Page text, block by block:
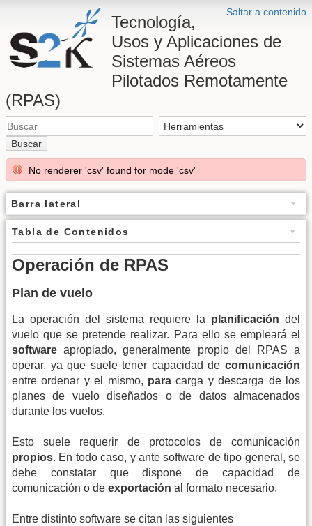
Saltar a contenido
Tecnología,
Usos y Aplicaciones de
Sistemas Aéreos
Pilotados Remotamente
(RPAS)
Buscar
No renderer 'csv' found for mode 'csv'
Barra lateral
Tabla de Contenidos
Operación de RPAS
Plan de vuelo
La operación del sistema requiere la planiﬁcación del
vuelo que se pretende realizar. Para ello se empleará el
software apropiado, generalmente propio del RPAS a
operar, ya que suele tener capacidad de comunicación
entre ordenar y el mismo, para carga y descarga de los
planes de vuelo diseñados o de datos almacenados
durante los vuelos.
Esto suele requerir de protocolos de comunicación
propios. En todo caso, y ante software de tipo general, se
debe constatar que dispone de capacidad de
comunicación o de exportación al formato necesario.
Entre distinto software se citan las siguientes